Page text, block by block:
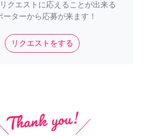
クエストに応えることが出来る
ーターから応募が来ます！
リクエストをする